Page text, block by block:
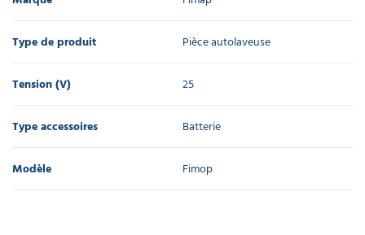
Type de produit Pièce autolaveuse
Tension (V) 25
Type accessoires Batterie
Modèle Fimop